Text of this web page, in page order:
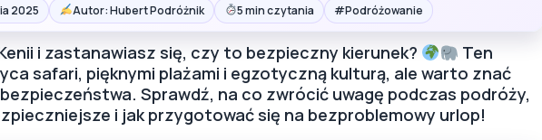
2025 Autor: Hubert Podróżnik 5 min czytania #Podróżowanie
i zastanawiasz się, czy to bezpieczny kierunek?
Ten
safari, pięknymi plażami i egzotyczną kulturą, ale warto znać
Sprawdź, na co zwrócić uwagę podczas podróży,
i jak przygotować się na bezproblemowy urlop!